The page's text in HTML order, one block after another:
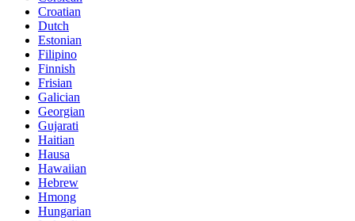
Croatian
Dutch
Estonian
Filipino
Finnish
Frisian
Galician
Georgian
Gujarati
Haitian
Hausa
Hawaiian
Hebrew
Hmong
Hungarian